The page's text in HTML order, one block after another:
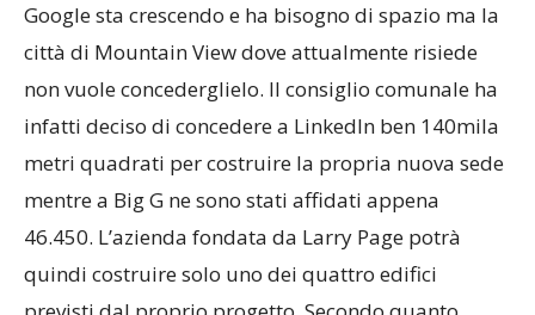
Google sta crescendo e ha bisogno di spazio ma la
città di Mountain View dove attualmente risiede
non vuole concederglielo. Il consiglio comunale ha
infatti deciso di concedere a LinkedIn ben 140mila
metri quadrati per costruire la propria nuova sede
mentre a Big G ne sono stati affidati appena
46.450. L’azienda fondata da Larry Page potrà
quindi costruire solo uno dei quattro edifici